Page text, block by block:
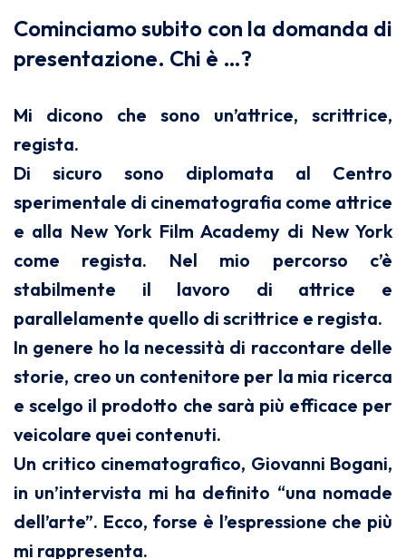
Cominciamo subito con la domanda di
presentazione. Chi è …?
Mi dicono che sono un’attrice, scrittrice,
regista.
Di sicuro sono diplomata al Centro
sperimentale di cinematografia come attrice
e alla New York Film Academy di New York
come regista. Nel mio percorso c’è
stabilmente il lavoro di attrice e
parallelamente quello di scrittrice e regista.
In genere ho la necessità di raccontare delle
storie, creo un contenitore per la mia ricerca
e scelgo il prodotto che sarà più efficace per
veicolare quei contenuti.
Un critico cinematografico, Giovanni Bogani,
in un’intervista mi ha definito “una nomade
dell’arte”. Ecco, forse è l’espressione che più
mi rappresenta.